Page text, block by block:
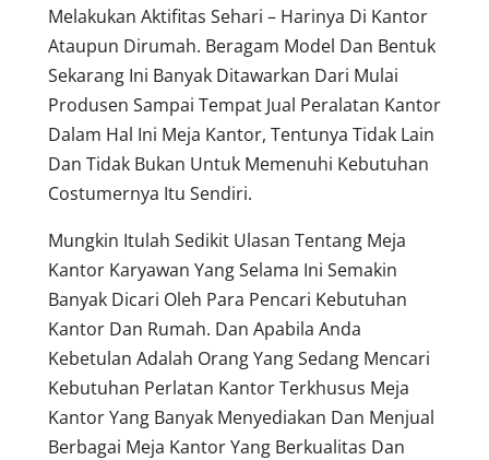
Melakukan Aktifitas Sehari – Harinya Di Kantor
Ataupun Dirumah. Beragam Model Dan Bentuk
Sekarang Ini Banyak Ditawarkan Dari Mulai
Produsen Sampai Tempat Jual Peralatan Kantor
Dalam Hal Ini Meja Kantor, Tentunya Tidak Lain
Dan Tidak Bukan Untuk Memenuhi Kebutuhan
Costumernya Itu Sendiri.
Mungkin Itulah Sedikit Ulasan Tentang Meja
Kantor Karyawan Yang Selama Ini Semakin
Banyak Dicari Oleh Para Pencari Kebutuhan
Kantor Dan Rumah. Dan Apabila Anda
Kebetulan Adalah Orang Yang Sedang Mencari
Kebutuhan Perlatan Kantor Terkhusus Meja
Kantor Yang Banyak Menyediakan Dan Menjual
Berbagai Meja Kantor Yang Berkualitas Dan